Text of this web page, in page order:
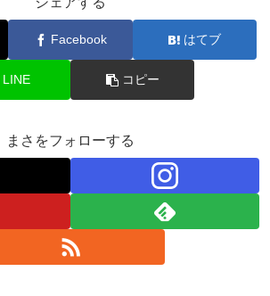
Facebook はてブ
LINE コピー
まさをフォローする